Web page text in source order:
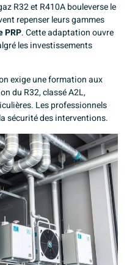
R32 et R410A bouleverse le
repenser leurs gammes
PRP. Cette adaptation ouvre
les investissements
exige une formation aux
du R32, classé A2L,
Les professionnels
sécurité des interventions.